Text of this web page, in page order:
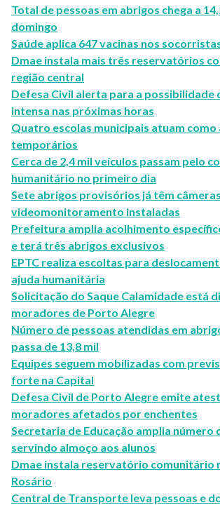
Total de pessoas em abrigos chega a
domingo
Saúde aplica 647 vacinas nos
Dmae instala mais três reservatórios
região central
Defesa Civil alerta para a possibilidade
intensa nas próximas horas
Quatro escolas municipais atuam como
temporários
Cerca de 2,4 mil veículos passam pelo
humanitário no primeiro dia
Sete abrigos provisórios já têm
videomonitoramento instaladas
Prefeitura amplia acolhimento
e terá três abrigos exclusivos
EPTC realiza escoltas para
ajuda humanitária
Solicitação do Saque Calamidade está
moradores de Porto Alegre
Número de pessoas atendidas em
passa de 13,8 mil
Equipes seguem mobilizadas com
forte na Capital
Defesa Civil de Porto Alegre emite
moradores afetados por enchentes
Secretaria de Educação amplia número
servindo almoço aos alunos
Dmae instala reservatório comunitário
Rosário
Central de Transporte leva pessoas e